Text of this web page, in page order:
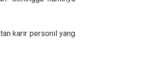
karir personil yang